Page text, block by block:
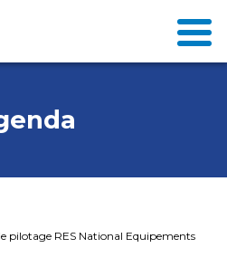
pilotage RES National Equipements